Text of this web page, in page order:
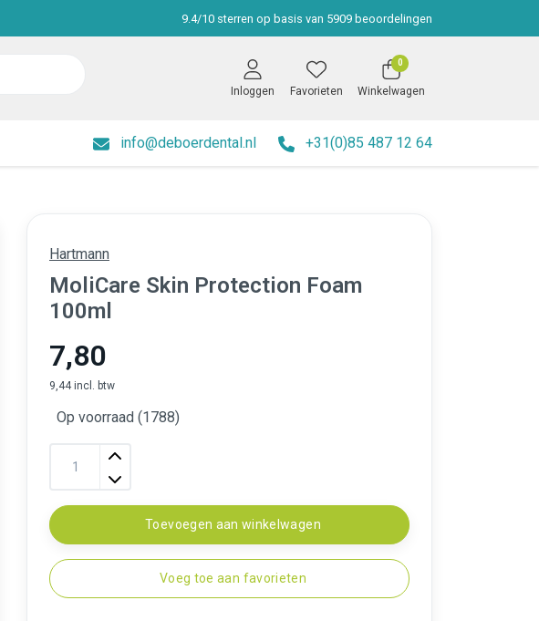
9.4/10 sterren op basis van 5909 beoordelingen
Inloggen Favorieten
0
Winkelwagen
info@deboerdental.nl +31(0)85 487 12 64
Hartmann
MoliCare Skin Protection Foam
100ml
7,80
9,44 incl. btw
Op voorraad (1788)
Toevoegen aan winkelwagen
Voeg toe aan favorieten